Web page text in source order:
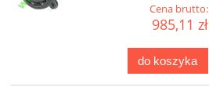
Cena brutto:
985,11 zł
do koszyka